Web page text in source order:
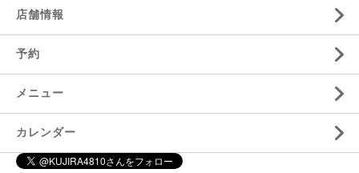
店舗情報
予約
メニュー
カレンダー